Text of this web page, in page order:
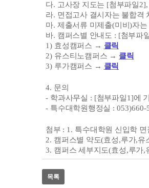
다. 고사장 지도는 [첨부파일
라. 면접고사 결시자는 불합격
마. 제출서류 미제출(미비)자
바. 캠퍼스별 안내도 : [첨부파
1) 효성캠퍼스 → 클릭
2) 유스티노캠퍼스 → 클릭
3) 루가캠퍼스 → 클릭
4. 문의
- 학과사무실 : [첨부파일1]에
- 특수대학원행정실 : 053)660-
첨부 : 1. 특수대학원 신입학
2. 캠퍼스별 약도(효성,루가,유
3. 캠퍼스 세부지도(효성,루가,
목록